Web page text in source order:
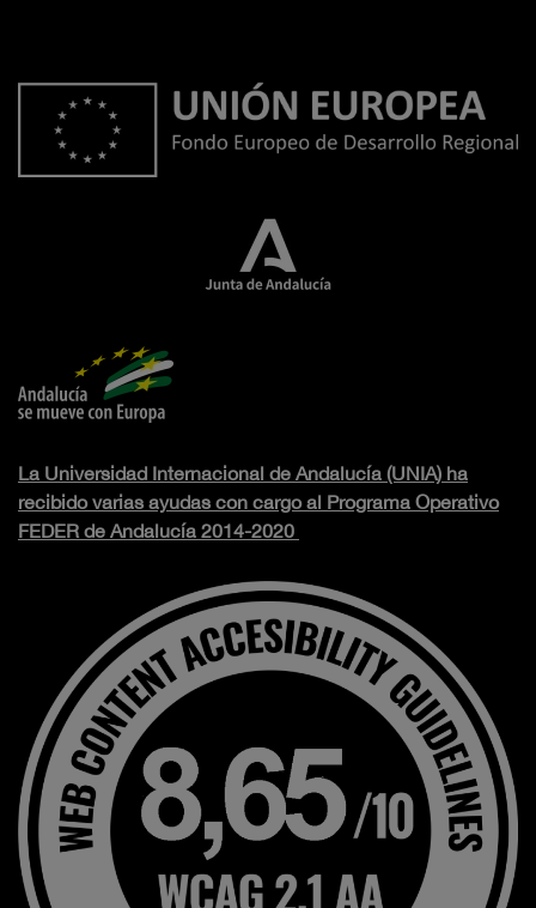
La Universidad Internacional de Andalucía (UNIA) ha
recibido varias ayudas con cargo al Programa Operativo
FEDER de Andalucía 2014-2020